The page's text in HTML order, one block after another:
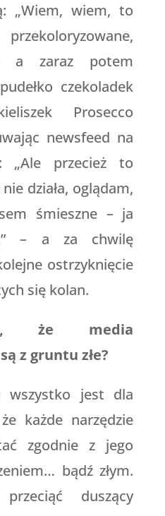
„Wiem, wiem, to
a zaraz potem
czekoladek
Prosecco
newsfeed na
„Ale przecież to
działa, oglądam,
śmieszne – ja
– a za chwilę
ostrzyknięcie
się kolan.
że media
z gruntu złe?
wszystko jest dla
każde narzędzie
zgodnie z jego
bądź złym.
duszący